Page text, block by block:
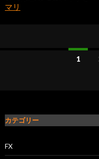
マリ
1
カテゴリー
FX